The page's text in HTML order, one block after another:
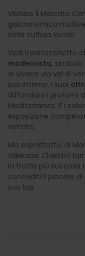
Visitare il Mercato
gastronomica
nella cultura locale.
Vedi il parrocchetto
modernista, simbolo
al vivace via vai di
suo interno. I suoi
diffondoro i profumi
Mediterraneo. E i
esposizione
vetrate.
Ma soprattutto, al
Valencia. Chieldi il
la frutta più succosa
concediti il piacere
suo bar.